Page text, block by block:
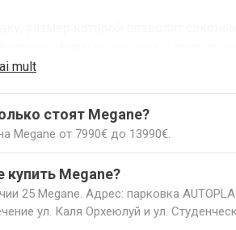
резины по сезону в подарок,
обмен вашей модели на
и техническое обслуживание
купить Renault Megane с пробегом
mult
стоят Megane?
Megane от 7990€ до 13990€.
купить Megane?
25 Megane. Адрес: парковка
ул. Каля Орхеюлуй и ул.